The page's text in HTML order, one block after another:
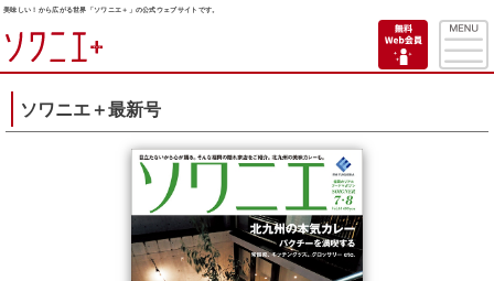
美味しい！から広がる世界「ソワニエ＋」の公式ウェブサイトです。
ソワニエ＋最新号